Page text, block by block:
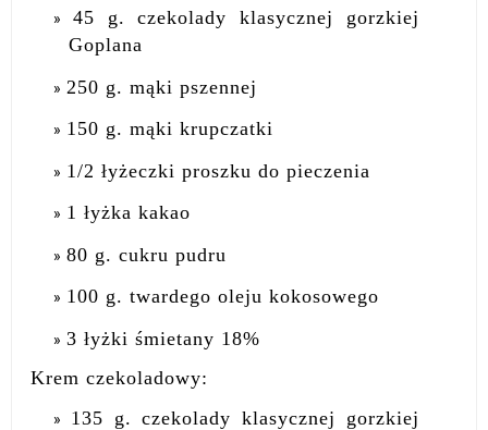
45 g. czekolady klasycznej gorzkiej
Goplana
250 g. mąki pszennej
150 g. mąki krupczatki
1/2 łyżeczki proszku do pieczenia
1 łyżka kakao
80 g. cukru pudru
100 g. twardego oleju kokosowego
3 łyżki śmietany 18%
Krem czekoladowy:
135 g. czekolady klasycznej gorzkiej